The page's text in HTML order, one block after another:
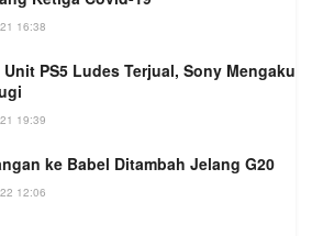
16:38
PS5 Ludes Terjual, Sony Mengaku
19:39
ke Babel Ditambah Jelang G20
12:06